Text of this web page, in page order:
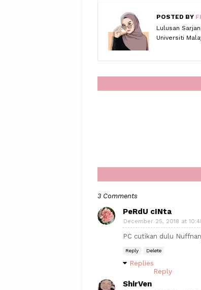
POSTED BY
Lulusan
Universiti
3 Comments
PeRdU cINta
December 25, 2018 at
PC cutikan dulu
Reply Delete
Replies
Reply
ShirVen